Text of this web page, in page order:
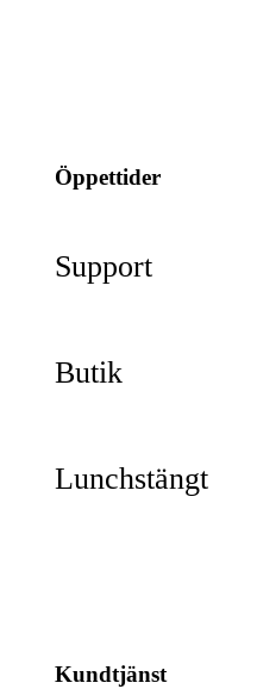
Öppettider
Support
Butik
Lunchstängt
Kundtjänst